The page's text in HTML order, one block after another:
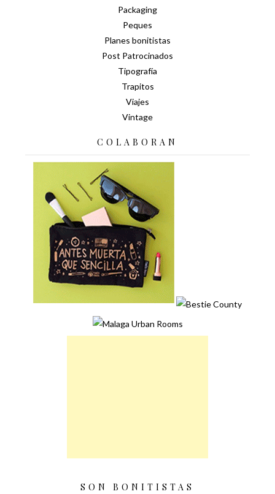
Packaging
Peques
Planes bonitistas
Post Patrocinados
Tipografía
Trapitos
Viajes
Vintage
COLABORAN
SON BONITISTAS